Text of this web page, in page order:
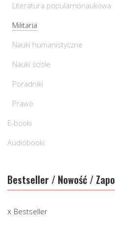
Literatura popularnonaukowa
Militaria
Nauki humanistyczne
Nauki ścisłe
Poradniki
Prawo
E-booki
Audiobooki
Bestseller / Nowość /
Bestseller